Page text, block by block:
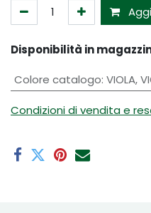
Disponibilità in
Colore catalogo: VIOLA,
Condizioni di vendita e